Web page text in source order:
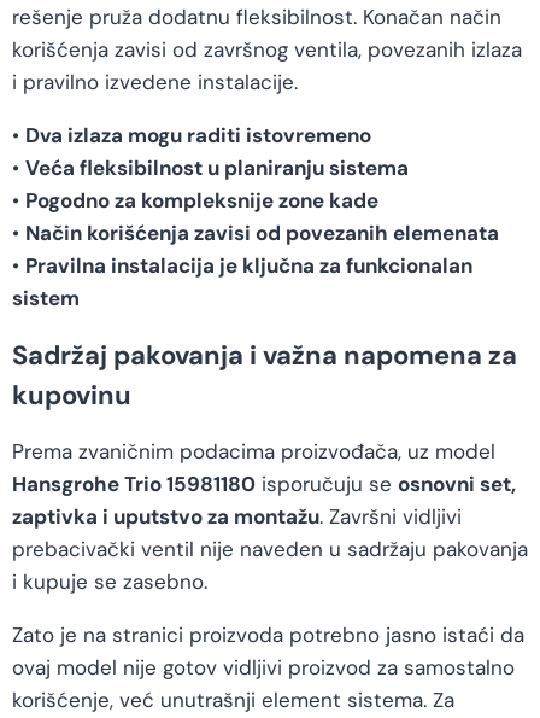
rešenje pruža dodatnu fleksibilnost. Konačan način
korišćenja zavisi od završnog ventila, povezanih izlaza
i pravilno izvedene instalacije.
• Dva izlaza mogu raditi istovremeno
• Veća fleksibilnost u planiranju sistema
• Pogodno za kompleksnije zone kade
• Način korišćenja zavisi od povezanih elemenata
• Pravilna instalacija je ključna za funkcionalan
sistem
Sadržaj pakovanja i važna napomena za
kupovinu
Prema zvaničnim podacima proizvođača, uz model
Hansgrohe Trio 15981180 isporučuju se osnovni set,
zaptivka i uputstvo za montažu. Završni vidljivi
prebacivački ventil nije naveden u sadržaju pakovanja
i kupuje se zasebno.
Zato je na stranici proizvoda potrebno jasno istaći da
ovaj model nije gotov vidljivi proizvod za samostalno
korišćenje, već unutrašnji element sistema. Za